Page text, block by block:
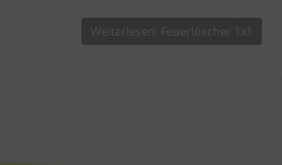
Weiterlesen: Feuerlöscher 1x1